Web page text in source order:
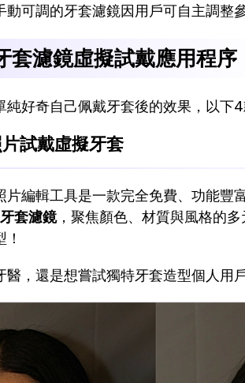
可調的牙套濾鏡因用戶可自主調整
套濾鏡虛擬試戴應用程序
好奇自己佩戴牙套後的效果，以下
試戴虛擬牙套
編輯工具是一款完全免費、功能豐
牙套濾鏡，聚焦顏色、材質與風格的
，還是想嘗試獨特牙套造型個人用